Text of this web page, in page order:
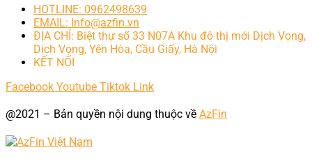
HOTLINE: 0962498639
EMAIL: Info@azfin.vn
ĐỊA CHỈ: Biệt thự số 33 N07A Khu đô thị mới Dịch Vọng,
Dịch Vọng, Yên Hòa, Cầu Giấy, Hà Nội
KẾT NỐI
Facebook Youtube Tiktok Link
@2021 – Bản quyền nội dung thuộc về AzFin